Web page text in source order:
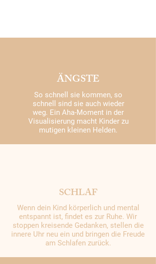
ÄNGSTE
So schnell sie kommen, so
schnell sind sie auch wieder
weg. Ein Aha-Moment in der
Visualisierung macht Kinder zu
mutigen kleinen Helden.
SCHLAF
Wenn dein Kind körperlich und mental
entspannt ist, findet es zur Ruhe. Wir
stoppen kreisende Gedanken, stellen die
innere Uhr neu ein und bringen die Freude
am Schlafen zurück.